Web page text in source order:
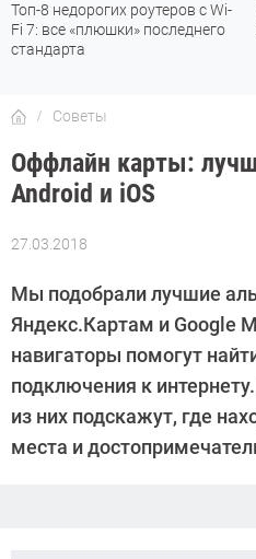
Топ-8 недорогих роутеров с Wi-
Fi 7: все «плюшки» последнего
стандарта
Советы
Оффлайн карты:
Android и iOS
27.03.2018
Автор:
Дмитриева
Мы подобрали лучшие
Яндекс.Картам и Google
навигаторы помогут
подключения к
из них подскажут, где
места и